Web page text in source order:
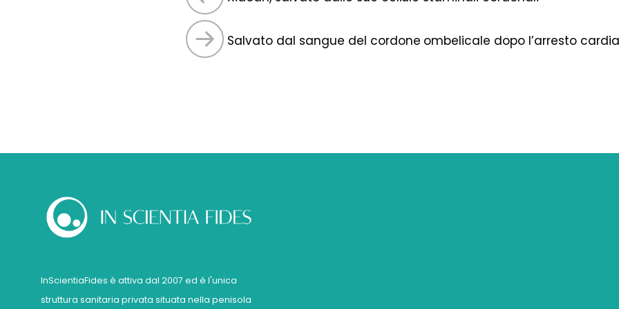
Salvato dal sangue del cordone ombelicale dopo l’arresto
InScientiaFides è attiva dal 2007 ed è l'unica
struttura sanitaria privata situata nella penisola